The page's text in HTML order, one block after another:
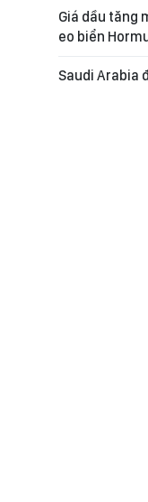
Giá dầu tăng
eo biển
Saudi Arabia